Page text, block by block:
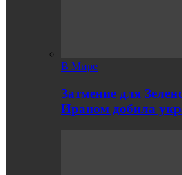
В Мире
Затмение для
Ираном добила